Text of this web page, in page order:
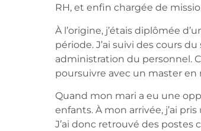
RH, et enfin chargée de
À l’origine, j’étais diplômée
période. J’ai suivi des cours
administration du personnel.
poursuivre avec un master en
Quand mon mari a eu une
enfants. À mon arrivée, j’ai
J’ai donc retrouvé des postes